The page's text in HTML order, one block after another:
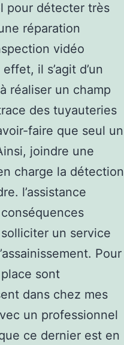
pour détecter très
réparation
vidéo
il s’agit d’un
réaliser un champ
des tuyauteries
faire que seul un
joindre une
charge la détection
l’assistance
un service
Pour
sont
dans chez mes
un professionnel
ce dernier est en